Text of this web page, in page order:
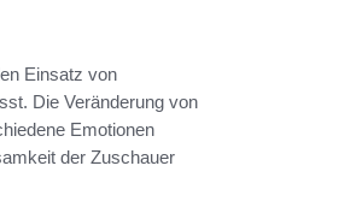
Einsatz von
Die Veränderung von
Emotionen
der Zuschauer